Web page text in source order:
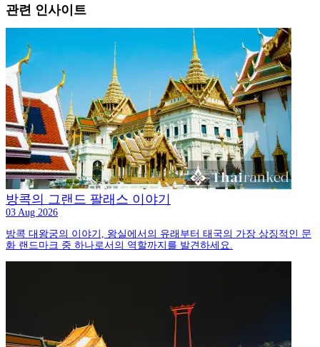
관련 인사이트
방콕의 그랜드 팔래스 이야기
03 Aug 2026
방콕 대왕궁의 이야기, 왕실에서의 유래부터 태국의 가장 상징적인 문
화 랜드마크 중 하나로서의 역할까지를 발견하세요.